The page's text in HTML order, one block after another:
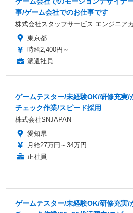
ゲーム会社でのモーションデザイナ
事/ゲーム会社でのお仕事です
株式会社スタッフサービス エンジニア
東京都
時給2,400円～
派遣社員
ゲームテスター/未経験OK/研修充実/
チェック作業/スピード採用
株式会社SNJAPAN
愛知県
月給27万円～34万円
正社員
ゲームテスター/未経験OK/研修充実/